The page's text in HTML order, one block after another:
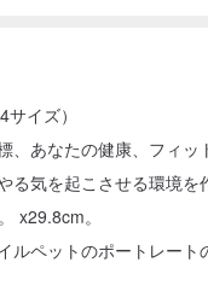
イズ）
、あなたの健康、フィッ
る気を起こさせる環境を
x29.8cm。
ルペットのポートレート